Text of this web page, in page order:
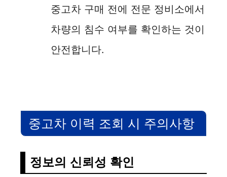
중고차 구매 전에 전문 정비소에서
차량의 침수 여부를 확인하는 것이
안전합니다.
중고차 이력 조회 시 주의사항
정보의 신뢰성 확인